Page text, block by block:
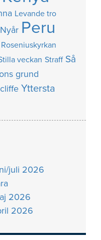
Levande tro
Nyår Peru
Roseniuskyrkan
veckan Straff Så
grund
Yttersta
juli 2026
2026
2026